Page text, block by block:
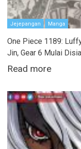
Jejepangan Manga
One Piece 1189:
Jin, Gear 6 Mulai
Read more